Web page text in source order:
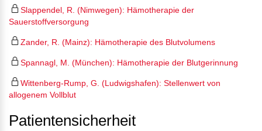
Slappendel, R. (Nimwegen): Hämotherapie der
Sauerstoffversorgung
Zander, R. (Mainz): Hämotherapie des Blutvolumens
Spannagl, M. (München): Hämotherapie der Blutgerinnung
Wittenberg-Rump, G. (Ludwigshafen): Stellenwert von
allogenem Vollblut
Patientensicherheit